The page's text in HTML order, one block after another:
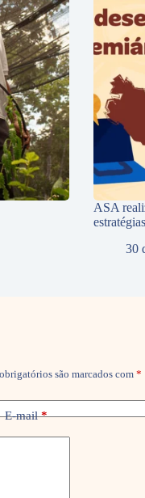
ASA
30
são marcados com *
E-mail*